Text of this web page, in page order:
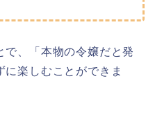
、
「本物の令嬢だと発
に楽しむことができま